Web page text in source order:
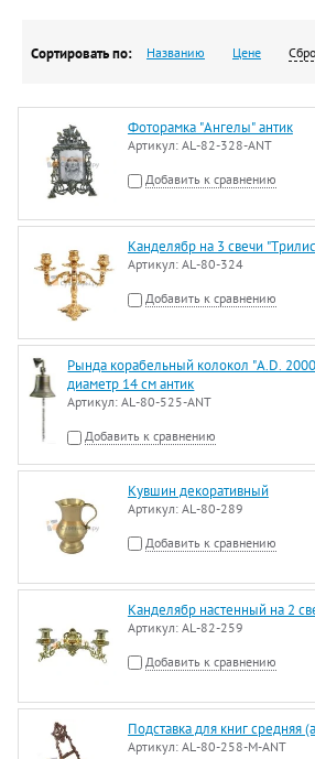
Сортировать по: Названию Цене
Фоторамка "Ангелы" антик
Артикул:AL-82-328-ANT
Добавить к сравнению
Канделябр на 3 свечи
Артикул:AL-80-324
Добавить к сравнению
Рында корабельный колокол "A.D.
диаметр 14 см антик
Артикул: AL-80-525-ANT
Добавить к сравнению
Кувшин декоративный
Артикул:AL-80-289
Добавить к сравнению
Канделябр настенный на 2
Артикул:AL-82-259
Добавить к сравнению
Подставка для книг средняя
Артикул:AL-80-258-M-ANT